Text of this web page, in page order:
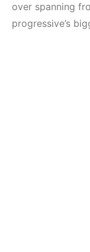
over spanning
progressive’s